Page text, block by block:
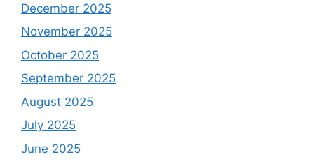
December 2025
November 2025
October 2025
September 2025
August 2025
July 2025
June 2025